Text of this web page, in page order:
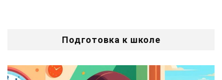
Подготовка к школе